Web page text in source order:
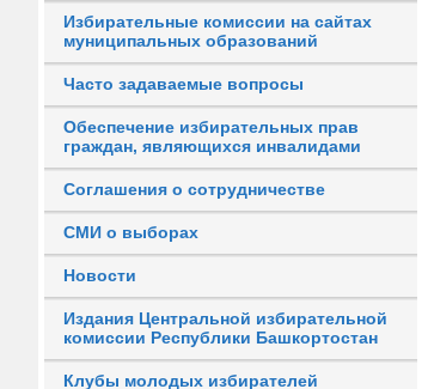
Избирательные комиссии на сайтах
муниципальных образований
Часто задаваемые вопросы
Обеспечение избирательных прав
граждан, являющихся инвалидами
Соглашения о сотрудничестве
СМИ о выборах
Новости
Издания Центральной избирательной
комиссии Республики Башкортостан
Клубы молодых избирателей